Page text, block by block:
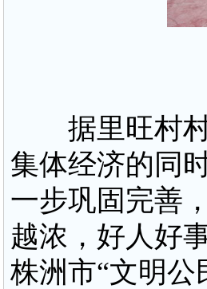
据里旺村村
集体经济的同
一步巩固完善
越浓，好人好
株洲市“文明